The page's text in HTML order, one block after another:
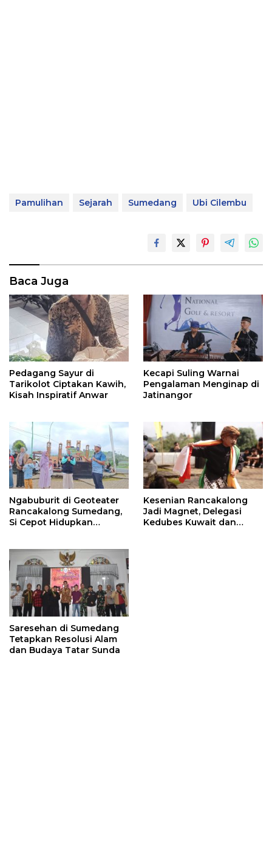
Pamulihan Sejarah Sumedang Ubi Cilembu
Baca Juga
Pedagang Sayur di
Tarikolot Ciptakan Kawih,
Kisah Inspiratif Anwar
Kecapi Suling Warnai
Pengalaman Menginap di
Jatinangor
Ngabuburit di Geoteater
Rancakalong Sumedang,
Si Cepot Hidupkan
Kesenian Rancakalong
Jadi Magnet, Delegasi
Kedubes Kuwait dan
Saresehan di Sumedang
Tetapkan Resolusi Alam
dan Budaya Tatar Sunda